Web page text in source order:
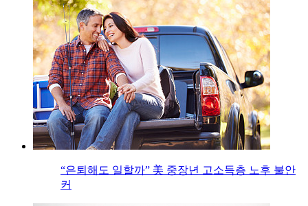
“은퇴해도 일할까” 美 중장년 고소득층 노후 불안
커